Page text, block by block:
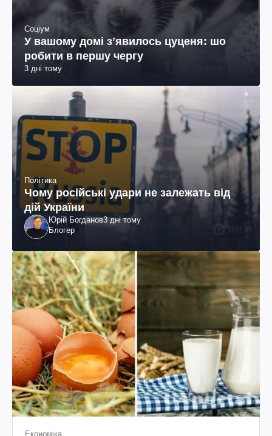
Соціум
У вашому домі зʼявилось цуценя: шо
робити в першу чергу
3 дні тому
Політика
Чому російські удари не залежать від
дій України
Юрій Богданов3 дні тому
Блогер
Економіка